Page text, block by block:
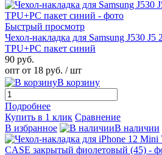
Быстрый просмотр
Чехол-накладка для Samsung J530
TPU+PC пакет синий
90 руб.
опт от 18 руб. / шт
В корзину
Подробнее
Купить в 1 клик Сравнение
В избранное
В наличии